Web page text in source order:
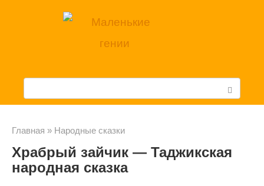
с
Главная » Народные сказки
Храбрый зайчик — Таджикская
народная сказка